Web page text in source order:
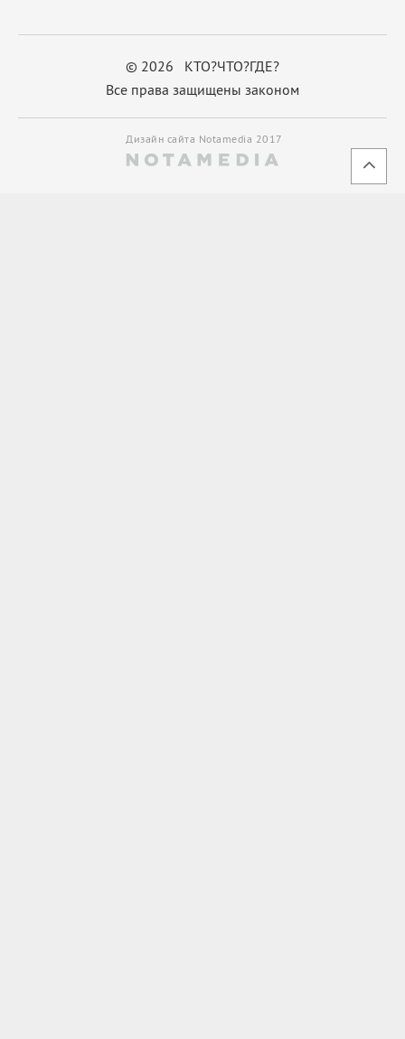
© 2026 КТО?ЧТО?ГДЕ?
Все права защищены законом
Дизайн сайта Notamedia 2017